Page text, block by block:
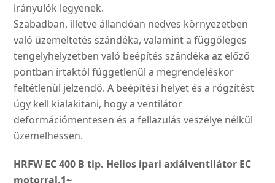
irányu­lók legyenek.
Szabadban, illetve állandóan nedves környezetben
való üzemeltetés szándéka, vala­mint a függőleges
tengely­helyzetben való beépítés szándéka az előző
pontban írtaktól függetlenül a megren­deléskor
feltétlenül jelzendő. A beépítési helyet és a rögzí­tést
úgy kell kialakitani, hogy a ventilátor
deformációmente­sen és a fellazulás veszélye nélkül
üzemelhessen.
HRFW EC 400 B tip. Helios ipari axiálventilátor EC
motorral,1~